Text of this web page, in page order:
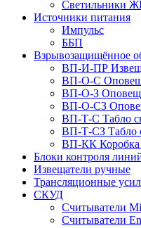
Светильники
Источники питания
Импульс
ББП
Взрывозащищённое
ВП-И-ПР
ВП-О-С
ВП-О-З
ВП-О-СЗ
ВП-Т-С Табло
ВП-Т-СЗ Табло
ВП-КК Коробка
Блоки контроля
Извещатели ручные
Трансляционные
СКУД
Считыватели
Считыватели